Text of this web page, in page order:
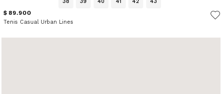
$ 89.900
Tenis Casual Urban Lines